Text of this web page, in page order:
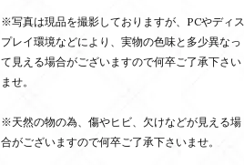
※写真は現品を撮影しておりますが、PCやディス
プレイ環境などにより、実物の色味と多少異なっ
て見える場合がございますので何卒ご了承下さい
ませ。
※天然の物の為、傷やヒビ、欠けなどが見える場
合がございますので何卒ご了承下さいませ。